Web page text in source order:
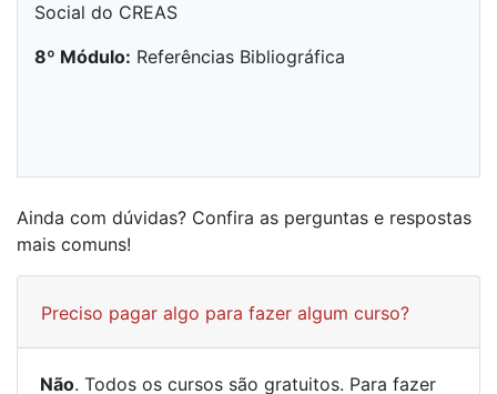
Social do CREAS
8º Módulo: Referências Bibliográfica
Ainda com dúvidas? Confira as perguntas e respostas
mais comuns!
Preciso pagar algo para fazer algum curso?
Não. Todos os cursos são gratuitos. Para fazer